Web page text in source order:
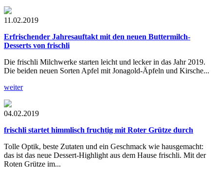
11.02.2019
Erfrischender Jahresauftakt mit den neuen Buttermilch-
Desserts von frischli
Die frischli Milchwerke starten leicht und lecker in das Jahr 2019.
Die beiden neuen Sorten Apfel mit Jonagold-Äpfeln und Kirsche...
weiter
04.02.2019
frischli startet himmlisch fruchtig mit Roter Grütze durch
Tolle Optik, beste Zutaten und ein Geschmack wie hausgemacht:
das ist das neue Dessert-Highlight aus dem Hause frischli. Mit der
Roten Grütze im...